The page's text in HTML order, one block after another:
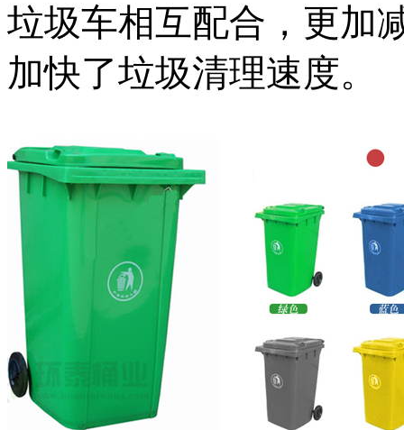
垃圾车相互配合，更加
加快了垃圾清理速度。